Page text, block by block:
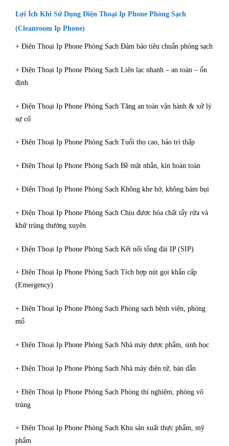
Lợi Ích Khi Sử Dụng Điện Thoại Ip Phone Phòng Sạch
(Cleanroom Ip Phone)
+ Điện Thoại Ip Phone Phòng Sạch Đảm bảo tiêu chuẩn phòng sạch
+ Điện Thoại Ip Phone Phòng Sạch Liên lạc nhanh – an toàn – ổn
định
+ Điện Thoại Ip Phone Phòng Sạch Tăng an toàn vận hành & xử lý
sự cố
+ Điện Thoại Ip Phone Phòng Sạch Tuổi thọ cao, bảo trì thấp
+ Điện Thoại Ip Phone Phòng Sạch Bề mặt nhẵn, kín hoàn toàn
+ Điện Thoại Ip Phone Phòng Sạch Không khe hở, không bám bụi
+ Điện Thoại Ip Phone Phòng Sạch Chịu được hóa chất tẩy rửa và
khử trùng thường xuyên
+ Điện Thoại Ip Phone Phòng Sạch Kết nối tổng đài IP (SIP)
+ Điện Thoại Ip Phone Phòng Sạch Tích hợp nút gọi khẩn cấp
(Emergency)
+ Điện Thoại Ip Phone Phòng Sạch Phòng sạch bệnh viện, phòng
mổ
+ Điện Thoại Ip Phone Phòng Sạch Nhà máy dược phẩm, sinh học
+ Điện Thoại Ip Phone Phòng Sạch Nhà máy điện tử, bán dẫn
+ Điện Thoại Ip Phone Phòng Sạch Phòng thí nghiệm, phòng vô
trùng
+ Điện Thoại Ip Phone Phòng Sạch Khu sản xuất thực phẩm, mỹ
phẩm